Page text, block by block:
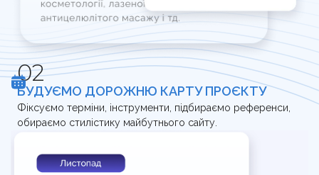
БУДУЄМО ДОРОЖНЮ КАРТУ ПРОЄКТУ
Фіксуємо терміни, інструменти, підбираємо референси,
обираємо стилістику майбутнього сайту.